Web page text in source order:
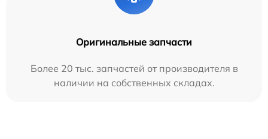
Оригинальные запчасти
Более 20 тыс. запчастей от производителя в
наличии на собственных складах.